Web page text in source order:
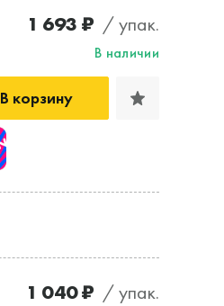
1 693 ₽ / упак.
В наличии
В корзину
1 040 ₽ / упак.